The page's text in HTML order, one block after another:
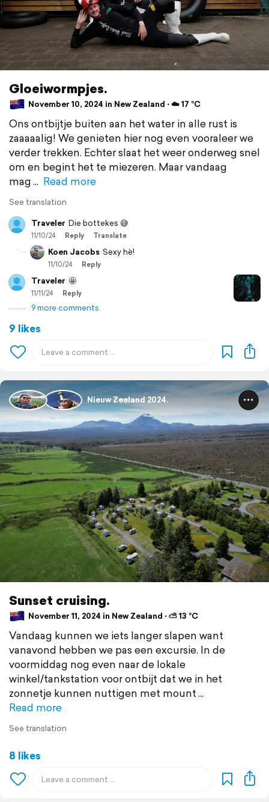
Gloeiwormpjes.
November 10, 2024 in New Zealand ⋅ ☁️ 17 °C
Ons ontbijtje buiten aan het water in alle rust is
zaaaaalig! We genieten hier nog even vooraleer we
verder trekken. Echter slaat het weer onderweg snel
om en begint het te miezeren. Maar vandaag
mag
Read more
See translation
Traveler Die bottekes 😅
11/10/24 Reply Translate
Koen Jacobs Sexy hè!
11/10/24 Reply
Traveler 🤩
11/11/24 Reply
9 more comments
9 likes
Nieuw Zeeland 2024.
Sunset cruising.
November 11, 2024 in New Zealand ⋅ ⛅ 13 °C
Vandaag kunnen we iets langer slapen want
vanavond hebben we pas een excursie. In de
voormiddag nog even naar de lokale
winkel/tankstation voor ontbijt dat we in het
zonnetje kunnen nuttigen met mount
Read more
See translation
8 likes